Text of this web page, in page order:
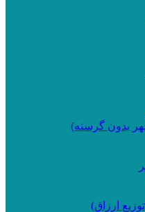
بدون گرسنه)
ارزاق)